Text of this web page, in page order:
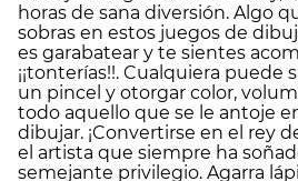
horas de sana diversión. Algo
sobras en estos juegos de
es garabatear y te sientes
¡¡tonterías!!. Cualquiera puede
un pincel y otorgar color,
todo aquello que se le antoje
dibujar. ¡Convertirse en el rey
el artista que siempre ha
semejante privilegio. Agarra